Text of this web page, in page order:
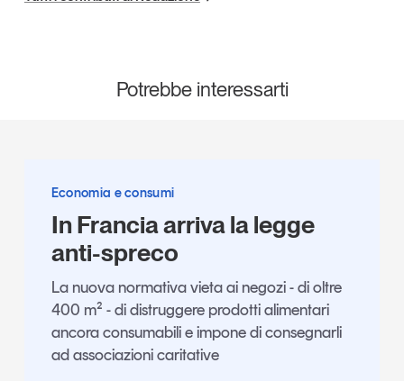
Potrebbe interessarti
Economia e consumi
In Francia arriva la legge
anti-spreco
La nuova normativa vieta ai negozi - di oltre
400 m² - di distruggere prodotti alimentari
ancora consumabili e impone di consegnarli
ad associazioni caritative